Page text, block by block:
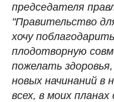
председателя
"Правительство
хочу
плодотворную
пожелать
новых начинаний в
всех, в моих